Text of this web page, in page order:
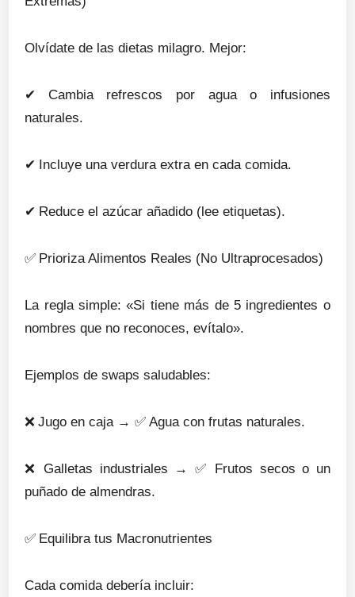
Olvídate de las dietas milagro. Mejor:
✔ Cambia refrescos por agua o infusiones
naturales.
✔ Incluye una verdura extra en cada comida.
✔ Reduce el azúcar añadido (lee etiquetas).
✅ Prioriza Alimentos Reales (No Ultraprocesados)
La regla simple: «Si tiene más de 5 ingredientes o
nombres que no reconoces, evítalo».
Ejemplos de swaps saludables:
❌Jugo en caja → ✅ Agua con frutas naturales.
❌Galletas industriales → ✅ Frutos secos o un
puñado de almendras.
✅ Equilibra tus Macronutrientes
Cada comida debería incluir: